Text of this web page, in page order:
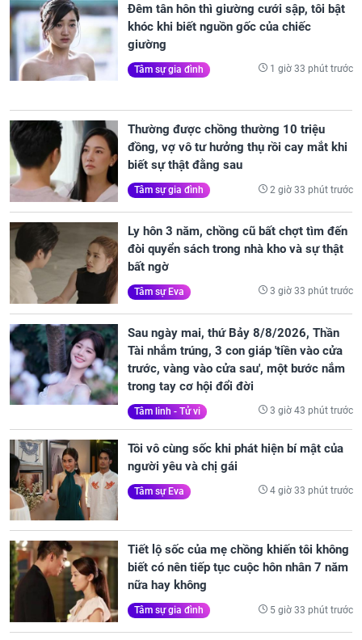
Đêm tân hôn thì giường cưới sập, tôi bật
khóc khi biết nguồn gốc của chiếc
giường
Tâm sự gia đình 1 giờ 33 phút trước
Thường được chồng thường 10 triệu
đồng, vợ vô tư hưởng thụ rồi cay mắt khi
biết sự thật đằng sau
Tâm sự gia đình 2 giờ 33 phút trước
Ly hôn 3 năm, chồng cũ bất chợt tìm đến
đòi quyển sách trong nhà kho và sự thật
bất ngờ
Tâm sự Eva 3 giờ 33 phút trước
Sau ngày mai, thứ Bảy 8/8/2026, Thần
Tài nhắm trúng, 3 con giáp 'tiền vào cửa
trước, vàng vào cửa sau', một bước nắm
trong tay cơ hội đổi đời
Tâm linh - Tử vi 3 giờ 43 phút trước
Tôi vô cùng sốc khi phát hiện bí mật của
người yêu và chị gái
Tâm sự Eva 4 giờ 33 phút trước
Tiết lộ sốc của mẹ chồng khiến tôi không
biết có nên tiếp tục cuộc hôn nhân 7 năm
nữa hay không
Tâm sự gia đình 5 giờ 33 phút trước